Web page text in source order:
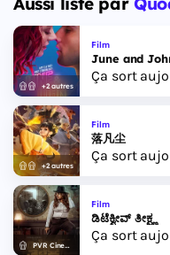
+2 autres
Film
June and
Ça sort
+2 autres
Film
落凡尘
Ça sort
PVR Cinemas
Film
ಡಿಟೆಕ್ವೀವ್ ತೀಕ್ಷ್ಣ
Ça sort